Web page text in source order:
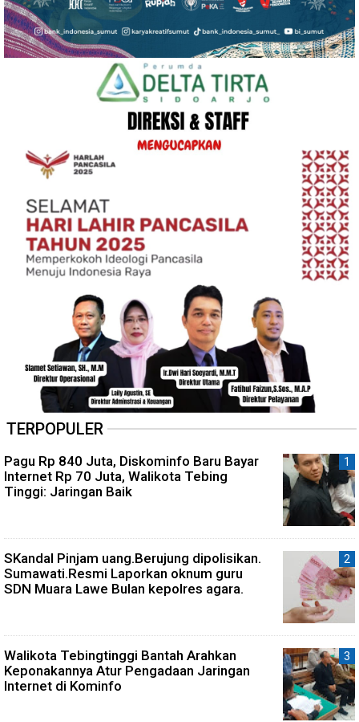
TERPOPULER
Pagu Rp 840 Juta, Diskominfo Baru Bayar
Internet Rp 70 Juta, Walikota Tebing
Tinggi: Jaringan Baik
SKandal Pinjam uang.Berujung dipolisikan.
Sumawati.Resmi Laporkan oknum guru
SDN Muara Lawe Bulan kepolres agara.
Walikota Tebingtinggi Bantah Arahkan
Keponakannya Atur Pengadaan Jaringan
Internet di Kominfo